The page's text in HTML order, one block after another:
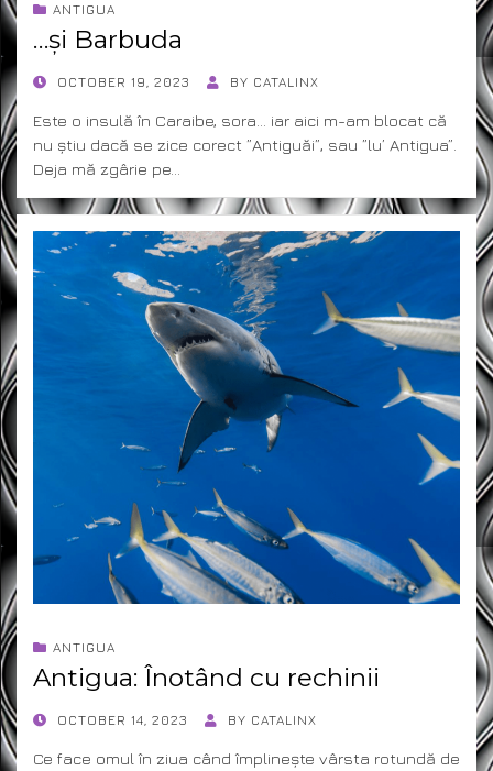
ANTIGUA
…și Barbuda
POSTEDOCTOBER 19, 2023 BY CATALINX
Este o insulă în Caraibe, sora… iar aici m-am blocat că
nu știu dacă se zice corect ”Antiguăi”, sau ”lu’ Antigua”.
Deja mă zgârie pe…
ANTIGUA
Antigua: Înotând cu rechinii
POSTEDOCTOBER 14, 2023 BY CATALINX
Ce face omul în ziua când împlinește vârsta rotundă de